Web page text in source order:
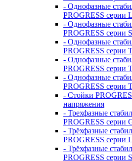
- Однофазные
PROGRESS серии L
- Однофазные
PROGRESS серии
- Однофазные
PROGRESS серии
- Однофазные
PROGRESS серии
- Однофазные
PROGRESS серии
- Стойки
напряжения
- Трехфазные
PROGRESS серии
- Трёхфазные
PROGRESS серии L
- Трёхфазные
PROGRESS серии